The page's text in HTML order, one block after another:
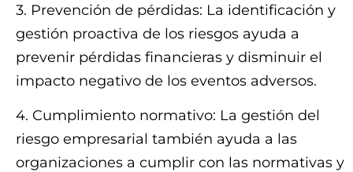
3. Prevención de pérdidas: La identificación y
gestión proactiva de los riesgos ayuda a
prevenir pérdidas financieras y disminuir el
impacto negativo de los eventos adversos.
4. Cumplimiento normativo: La gestión del
riesgo empresarial también ayuda a las
organizaciones a cumplir con las normativas y